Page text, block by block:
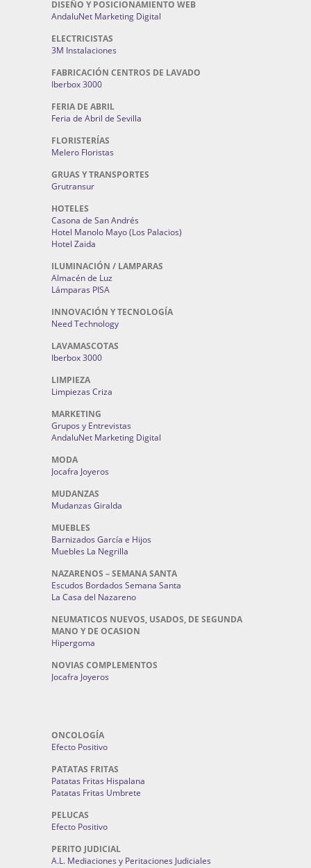
DISEÑO Y POSICIONAMIENTO WEB
AndaluNet Marketing Digital
ELECTRICISTAS
3M Instalaciones
FABRICACIÓN CENTROS DE LAVADO
Iberbox 3000
FERIA DE ABRIL
Feria de Abril de Sevilla
FLORISTERÍAS
Melero Floristas
GRUAS Y TRANSPORTES
Grutransur
HOTELES
Casona de San Andrés
Hotel Manolo Mayo (Los Palacios)
Hotel Zaida
ILUMINACIÓN / LAMPARAS
Almacén de Luz
Lámparas PISA
INNOVACIÓN Y TECNOLOGÍA
Need Technology
LAVAMASCOTAS
Iberbox 3000
LIMPIEZA
Limpiezas Criza
MARKETING
Grupos y Entrevistas
AndaluNet Marketing Digital
MODA
Jocafra Joyeros
MUDANZAS
Mudanzas Giralda
MUEBLES
Barnizados García e Hijos
Muebles La Negrilla
NAZARENOS – SEMANA SANTA
Escudos Bordados Semana Santa
La Casa del Nazareno
NEUMATICOS NUEVOS, USADOS, DE SEGUNDA
MANO Y DE OCASION
Hipergoma
NOVIAS COMPLEMENTOS
Jocafra Joyeros
ONCOLOGÍA
Efecto Positivo
PATATAS FRITAS
Patatas Fritas Hispalana
Patatas Fritas Umbrete
PELUCAS
Efecto Positivo
PERITO JUDICIAL
A.L. Mediaciones y Peritaciones Judiciales